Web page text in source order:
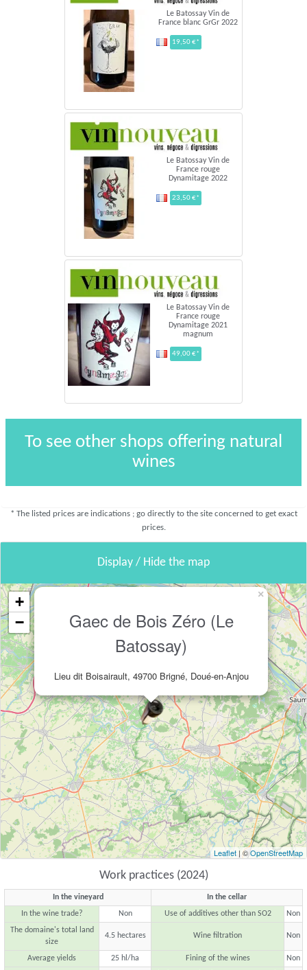
Le Batossay Vin de
France blanc GrGr 2022
19,50 €*
Le Batossay Vin de
France rouge
Dynamitage 2022
23,50 €*
Le Batossay Vin de
France rouge
Dynamitage 2021
magnum
49,00 €*
To see other shops offering natural
wines
* The listed prices are indications ; go directly to the site concerned to get exact
prices.
Display / Hide the map
Gaec de Bois Zéro (Le
Batossay)
Lieu dit Boisairault, 49700 Brigné, Doué-en-Anjou
×
+
−
Leaflet | ©OpenStreetMap
Work practices (2024)
In the vineyard
In the cellar
In the wine trade?
Non Use of additives other than SO2
Non
The domaine's total land
size
4.5 hectares Wine filtration Non
Average yields 25 hl/ha Fining of the wines Non